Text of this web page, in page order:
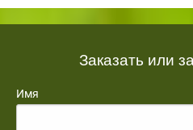
Заказать или
Имя